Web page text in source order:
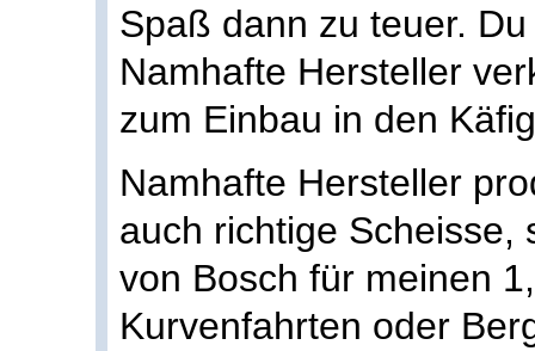
Spaß dann zu teuer.
Namhafte Hersteller
zum Einbau in den
Namhafte Hersteller
auch richtige Scheisse,
von Bosch für meinen
Kurvenfahrten oder